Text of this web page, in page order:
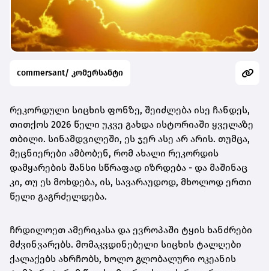
commersant/ კომერსანტი
რეკორდული სიცხის ფონზე, შეიძლება ისე ჩანდეს,
თითქოს 2026 წელი უკვე გახდა ისტორიაში ყველაზე
თბილი. სინამდვილეში, ეს ჯერ ასე არ არის. თუმცა,
მეცნიერები ამბობენ, რომ ახალი რეკორდის
დამყარების შანსი სწრაფად იზრდება - და მაშინაც
კი, თუ ეს მოხდება, ის, სავარაუდოდ, მხოლოდ ერთი
წელი გაგრძელდება.
ჩრდილოეთ ამერიკასა და ევროპაში ტყის ხანძრები
მძვინვარებს. მომაკვდინებელი სიცხის ტალღები
ქალაქებს ახრჩობს, ხოლო გლობალური ოკეანის